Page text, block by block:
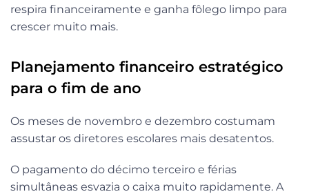
respira financeiramente e ganha fôlego limpo para
crescer muito mais.
Planejamento financeiro estratégico
para o fim de ano
Os meses de novembro e dezembro costumam
assustar os diretores escolares mais desatentos.
O pagamento do décimo terceiro e férias
simultâneas esvazia o caixa muito rapidamente. A